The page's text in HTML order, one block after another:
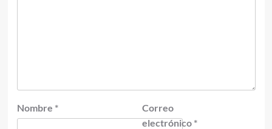
Nombre *
Correo
electrónico *